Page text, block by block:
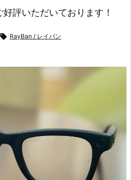
評いただいております！
 RayBan / レイバン